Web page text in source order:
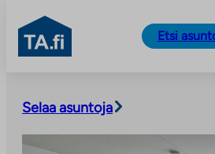
sisältöön
TA.fi
Etsi
Selaa asuntoja